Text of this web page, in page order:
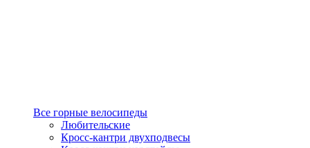
Все горные велосипеды
Любительские
Кросс-кантри двухподвесы